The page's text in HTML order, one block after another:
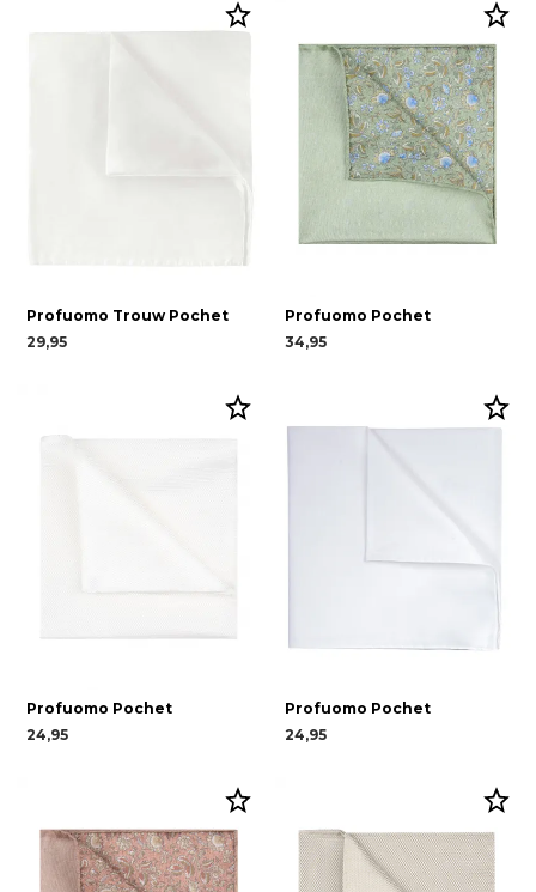
Profuomo Trouw Pochet
29,95
Profuomo Pochet
34,95
Profuomo Pochet
24,95
Profuomo Pochet
24,95